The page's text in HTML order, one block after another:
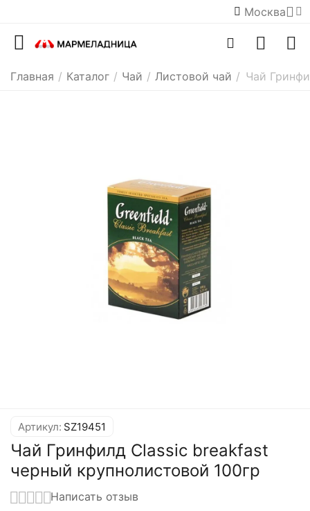
Москва
Главная / Каталог / Чай / Листовой чай / Чай
Артикул: SZ19451
Чай Гринфилд Classic breakfast
черный крупнолистовой 100гр
Написать отзыв